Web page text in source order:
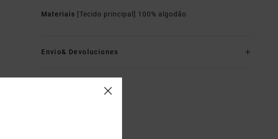
Materiais [Tecido principal] 100% algodão
Envio& Devoluciones